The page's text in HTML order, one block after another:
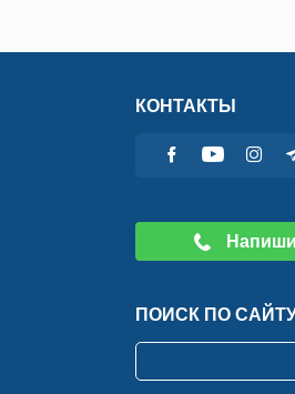
КОНТАКТЫ
ПОИСК ПО